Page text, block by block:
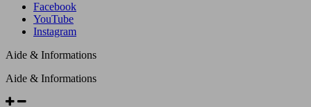
Facebook
YouTube
Instagram
Aide & Informations
Aide & Informations